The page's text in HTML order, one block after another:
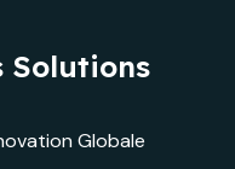
Solutions
Globale